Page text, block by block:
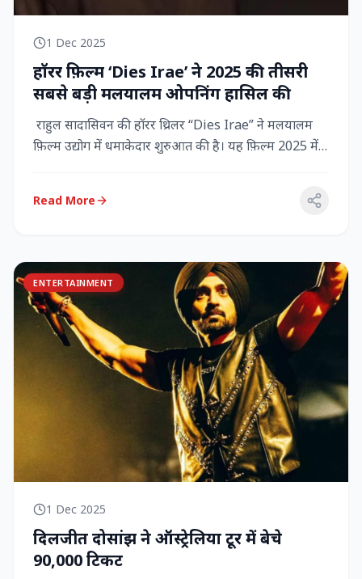
1 Dec 2025
हॉरर फ़िल्म ‘Dies Irae’ ने 2025 की तीसरी
सबसे बड़ी मलयालम ओपनिंग हासिल की
राहुल सादासिवन की हॉरर थ्रिलर “Dies Irae” ने मलयालम
फ़िल्म उद्योग में धमाकेदार शुरुआत की है। यह फ़िल्म 2025 में
Read More
ENTERTAINMENT
1 Dec 2025
दिलजीत दोसांझ ने ऑस्ट्रेलिया टूर में बेचे
90,000 टिकट